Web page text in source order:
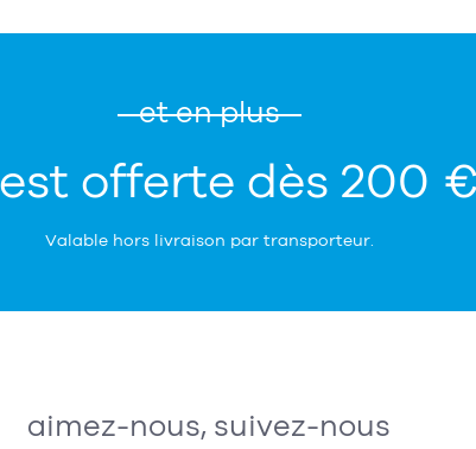
et en plus
offerte dès 200
Valable hors livraison par transporteur.
aimez-nous, suivez-nous